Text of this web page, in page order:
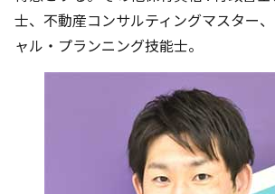
士、不動産コンサルティングマスター
ャル・プランニング技能士。